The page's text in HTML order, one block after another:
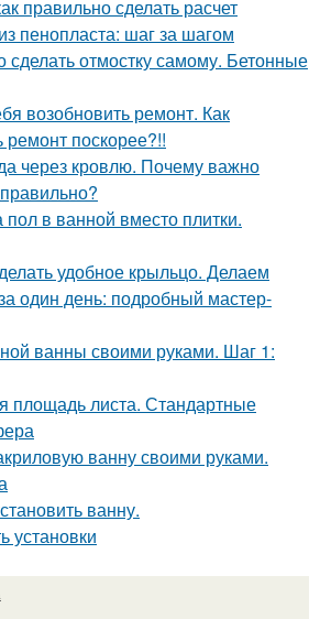
правильно сделать расчет
пенопласта: шаг за шагом
сделать отмостку самому. Бетонные
возобновить ремонт. Как
ремонт поскорее?!!
через кровлю. Почему важно
в ванной вместо плитки.
удобное крыльцо. Делаем
один день: подробный мастер-
ванны своими руками. Шаг 1:
площадь листа. Стандартные
ванну своими руками.
ванну.
установки